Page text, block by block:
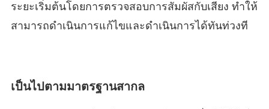
ระยะเริ่มต้นโดยการตรวจสอบการสัมผัสกับเสียง ทำให้
สามารถดำเนินการแก้ไขและดำเนินการได้ทันท่วงที
เป็นไปตามมาตรฐานสากล